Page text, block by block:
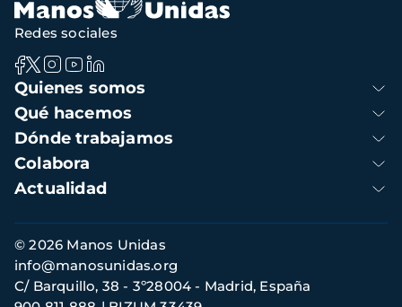
Navegación
principal
Quienes somos
Qué hacemos
Dónde trabajamos
Colabora
Actualidad
Redes sociales
Información
de
contacto
© 2026 Manos Unidas
C/ Barquillo, 38 - 3º28004 - Madrid, España
info@manosunidas.org